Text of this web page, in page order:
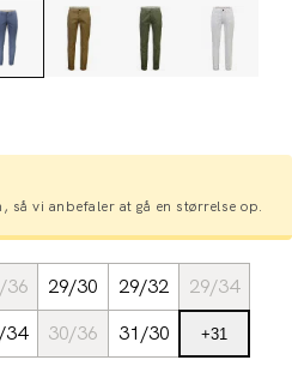
vi anbefaler at gå en størrelse op.
36 29/30 29/32
29/34
34 30/36 31/30 +31